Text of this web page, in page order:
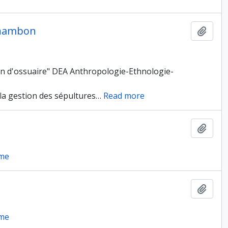
d'ossuaire" DEA Anthropologie-Ethnologie-
gestion des sépultures… Read more